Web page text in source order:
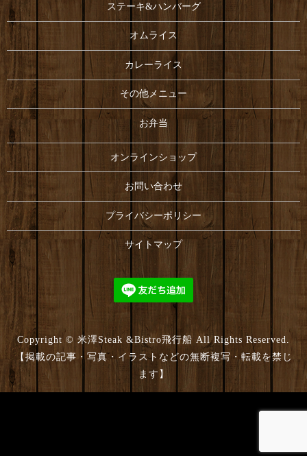
ステーキ&ハンバーグ
オムライス
カレーライス
その他メニュー
お弁当
オンラインショップ
お問い合わせ
プライバシーポリシー
サイトマップ
Copyright © 米澤Steak &Bistro飛行船 All Rights Reserved.
【掲載の記事・写真・イラストなどの無断複写・転載を禁じ
ます】